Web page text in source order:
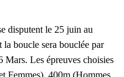
disputent le 25 juin au
la boucle sera bouclée par
Mars. Les épreuves choisies
Femmes), 400m (Hommes